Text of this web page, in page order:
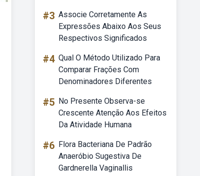
#3 Associe Corretamente As
Expressões Abaixo Aos Seus
Respectivos Significados
#4 Qual O Método Utilizado Para
Comparar Frações Com
Denominadores Diferentes
#5 No Presente Observa-se
Crescente Atenção Aos Efeitos
Da Atividade Humana
#6 Flora Bacteriana De Padrão
Anaeróbio Sugestiva De
Gardnerella Vaginallis